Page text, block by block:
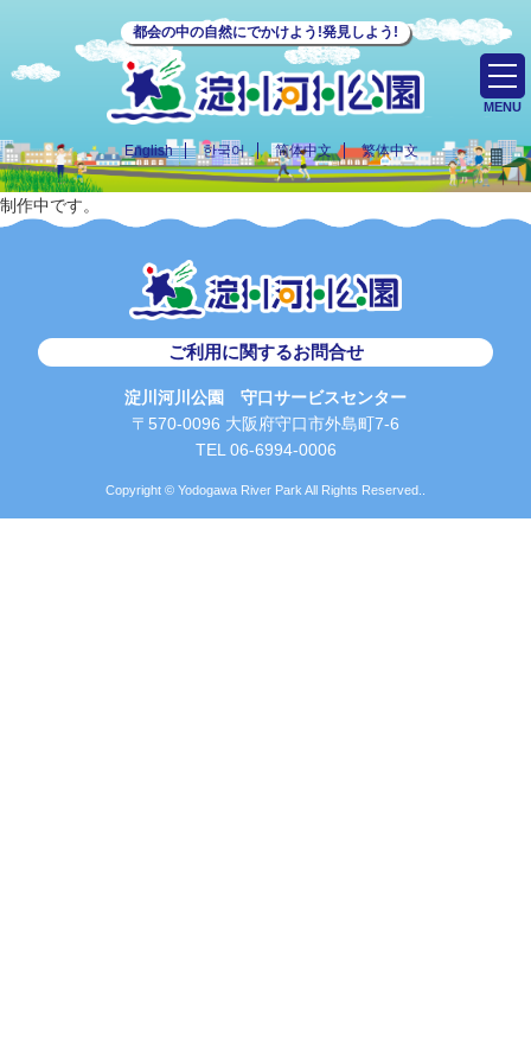
都会の中の自然にでかけよう!発見しよう!
English 한국어 简体中文 繁体中文
MENU
制作中です。
ご利用に関するお問合せ
淀川河川公園 守口サービスセンター
〒570-0096 大阪府守口市外島町7-6
TEL 06-6994-0006
Copyright © Yodogawa River Park All Rights Reserved..